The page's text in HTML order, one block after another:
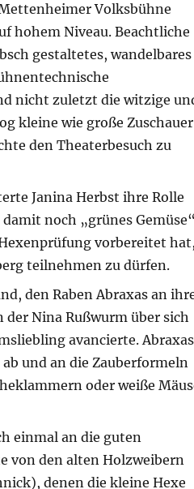
Volksbühne
hohem Niveau. Beachtliche
gestaltetes, wandelbares
nicht zuletzt die witzige
kleine wie große Zuschauer
den Theaterbesuch zu
Janina Herbst ihre Rolle
noch „grünes
vorbereitet
teilnehmen zu dürfen.
den Raben Abraxas an
der Nina Rußwurm über sich
avancierte. Abraxas
und an die Zauberformeln
oder weiße
einmal an die guten
von den alten Holzweibern
denen die kleine Hexe